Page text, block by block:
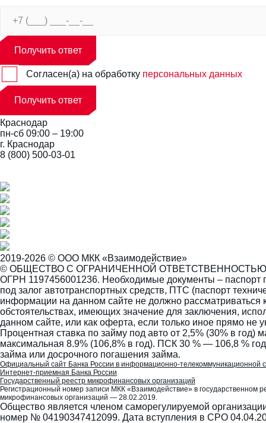
Получить ответ
Согласен(а) на обработку персональных данных
Получить ответ
Краснодар
пн-сб 09:00 – 19:00
г. Краснодар
8 (800) 500-03-01
2019-2026 © ООО МКК «Взаимодействие»
© ОБЩЕСТВО С ОГРАНИЧЕННОЙ ОТВЕТСТВЕННОСТЬЮ
ОГРН 1197456001236. Необходимые документы –
под залог автотранспортных средств, ПТС (паспорт
информации на данном сайте не должно рассматриваться
обстоятельствах, имеющих значение для заключения,
данном сайте, или как оферта, если только иное прямо не
Процентная ставка по займу под авто от 2,5% (30% в
максимальная 8.9% (106,8% в год). ПСК 30 % — 106,8 %
займа или досрочного погашения займа.
Официальный сайт Банка России в информационно-телекоммуникационной
Интернет-приемная Банка России
Государственный реестр микрофинансовых организаций
Регистрационный номер записи МКК «Взаимодействие» в
микрофинансовых организаций — 28.02.2019.
Общество является членом саморегулируемой
номер № 04190347412099. Дата вступления в СРО